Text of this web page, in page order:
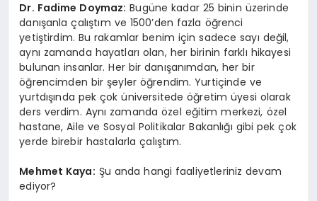
Dr. Fadime Doymaz: Bugüne kadar 25 binin üzerinde
danışanla çalıştım ve 1500’den fazla öğrenci
yetiştirdim. Bu rakamlar benim için sadece sayı değil,
aynı zamanda hayatları olan, her birinin farklı hikayesi
bulunan insanlar. Her bir danışanımdan, her bir
öğrencimden bir şeyler öğrendim. Yurtiçinde ve
yurtdışında pek çok üniversitede öğretim üyesi olarak
ders verdim. Aynı zamanda özel eğitim merkezi, özel
hastane, Aile ve Sosyal Politikalar Bakanlığı gibi pek çok
yerde birebir hastalarla çalıştım.
Mehmet Kaya: Şu anda hangi faaliyetleriniz devam
ediyor?